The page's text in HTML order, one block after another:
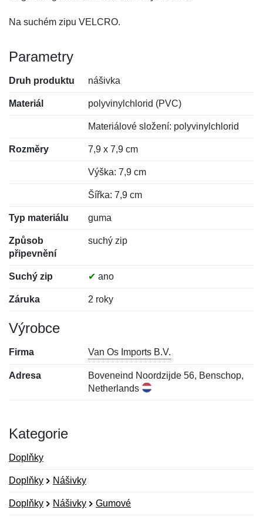
Na suchém zipu VELCRO.
Parametry
Druh produktu nášivka
Materiál polyvinylchlorid (PVC)
Materiálové složení: polyvinylchlorid
Rozměry 7,9 x 7,9 cm
Výška: 7,9 cm
Šířka: 7,9 cm
Typ materiálu guma
Způsob
připevnění
suchý zip
Suchý zip ✔ ano
Záruka 2 roky
Výrobce
Firma Van Os Imports B.V.
Adresa
Boveneind Noordzijde 56, Benschop,
Netherlands
Kategorie
Doplňky
Doplňky Nášivky
Doplňky Nášivky Gumové